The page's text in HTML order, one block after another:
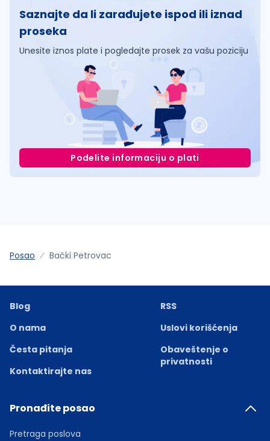
Saznajte da li zarađujete ispod ili iznad
proseka
Unesite iznos plate i pogledajte prosek za vašu poziciju
Podelite informaciju o plati
Posao Bački Petrovac
Blog
O nama
Česta pitanja
Kontaktirajte nas
RSS
Uslovi korišćenja
Obaveštenje o
privatnosti
Pronađite posao
Pretraga poslova